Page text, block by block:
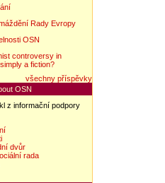
Rady Evropy
OSN
controversy in
a fiction?
všechny příspěvky
OSN
z informační podpory
dvůr
rada